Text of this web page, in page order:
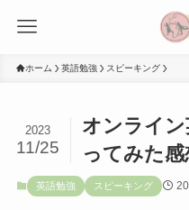
ホーム 英語勉強 スピーキング
オンライ
ってみた感
2023
11/25
英語勉強 スピーキング